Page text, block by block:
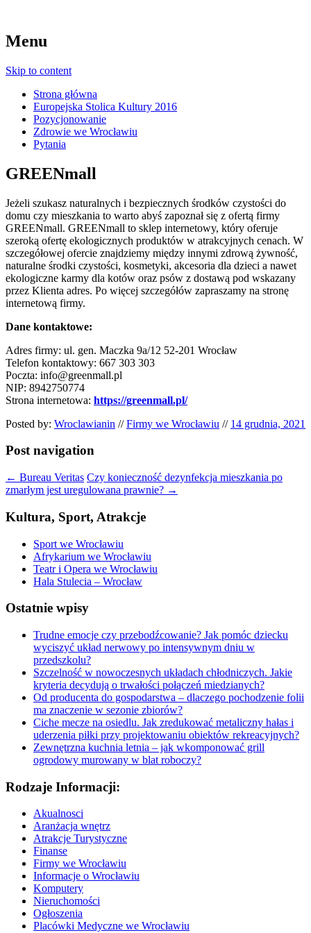
Menu
Skip to content
Strona główna
Europejska Stolica Kultury 2016
Pozycjonowanie
Zdrowie we Wrocławiu
Pytania
GREENmall
Jeżeli szukasz naturalnych i bezpiecznych środków czystości do
domu czy mieszkania to warto abyś zapoznał się z ofertą firmy
GREENmall. GREENmall to sklep internetowy, który oferuje
szeroką ofertę ekologicznych produktów w atrakcyjnych cenach. W
szczegółowej ofercie znajdziemy między innymi zdrową żywność,
naturalne środki czystości, kosmetyki, akcesoria dla dzieci a nawet
ekologiczne karmy dla kotów oraz psów z dostawą pod wskazany
przez Klienta adres. Po więcej szczegółów zapraszamy na stronę
internetową firmy.
Dane kontaktowe:
Adres firmy: ul. gen. Maczka 9a/12 52-201 Wrocław
Telefon kontaktowy: 667 303 303
Poczta: info@greenmall.pl
NIP: 8942750774
Strona internetowa: https://greenmall.pl/
Posted by: Wroclawianin // Firmy we Wrocławiu // 14 grudnia, 2021
Post navigation
← Bureau Veritas Czy konieczność dezynfekcja mieszkania po
zmarłym jest uregulowana prawnie? →
Kultura, Sport, Atrakcje
Sport we Wrocławiu
Afrykarium we Wrocławiu
Teatr i Opera we Wrocławiu
Hala Stulecia – Wrocław
Ostatnie wpisy
Trudne emocje czy przebodźcowanie? Jak pomóc dziecku
wyciszyć układ nerwowy po intensywnym dniu w
przedszkolu?
Szczelność w nowoczesnych układach chłodniczych. Jakie
kryteria decydują o trwałości połączeń miedzianych?
Od producenta do gospodarstwa – dlaczego pochodzenie folii
ma znaczenie w sezonie zbiorów?
Ciche mecze na osiedlu. Jak zredukować metaliczny hałas i
uderzenia piłki przy projektowaniu obiektów rekreacyjnych?
Zewnętrzna kuchnia letnia – jak wkomponować grill
ogrodowy murowany w blat roboczy?
Rodzaje Informacji:
Akualnosci
Aranżacja wnętrz
Atrakcje Turystyczne
Finanse
Firmy we Wrocławiu
Informacje o Wrocławiu
Komputery
Nieruchomości
Ogłoszenia
Placówki Medyczne we Wrocławiu